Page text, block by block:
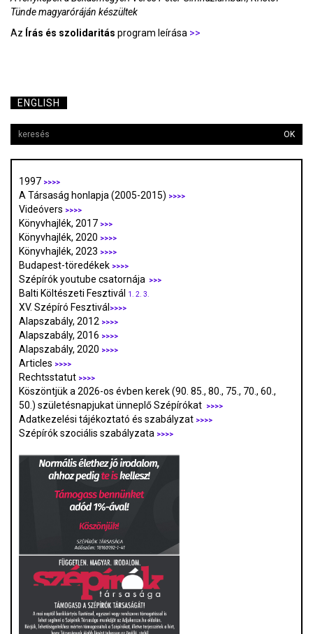
Tünde magyaróráján készültek
Az Írás és szolidaritás program leírása >>
ENGLISH
OK
1997 >>>>
A Társaság honlapja (2005-2015) >>>>
Videóvers >>>>
Könyvhajlék, 2017 >>>
Könyvhajlék, 2020 >>>>
Könyvhajlék, 2023 >>>>
Budapest-töredékek >>>>
Szépírók youtube csatornája >>>
Balti Költészeti Fesztivál 1. 2. 3.
XV. Szépíró Fesztivál >>>>
Alapszabály, 2012 >>>>
Alapszabály, 2016 >>>>
Alapszabály, 2020 >>>>
Articles >>>>
Rechtsstatut >>>>
Köszöntjük a 2026-os évben kerek (90. 85., 80., 75., 70., 60.,
50.) születésnapjukat ünneplő Szépírókat
>>>>
Adatkezelési tájékoztató és szabályzat >>>>
Szépírók szociális szabályzata >>>>